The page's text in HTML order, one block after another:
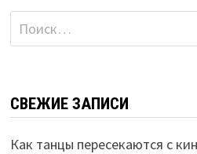
Найти:
СВЕЖИЕ ЗАПИСИ
Как танцы пересекаются с